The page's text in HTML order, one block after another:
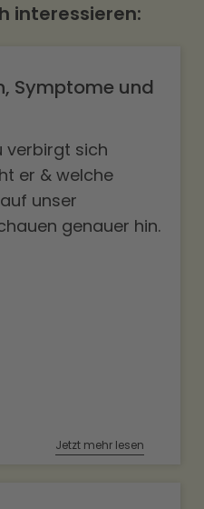
interessieren:
Symptome und
verbirgt sich
er & welche
unser
genauer hin.
Jetzt mehr lesen